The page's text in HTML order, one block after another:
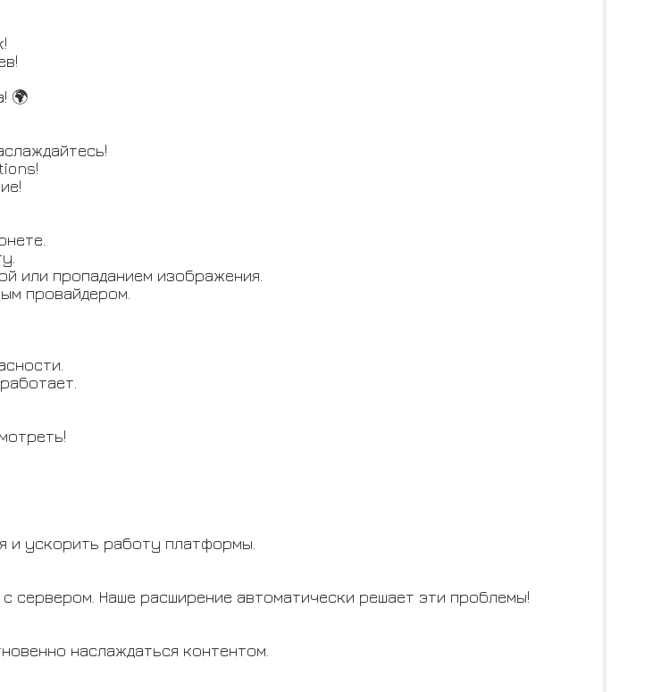
🌍
или пропаданием изображения.
провайдером.
и ускорить работу платформы.
Наше расширение автоматически решает эти проблемы!
наслаждаться контентом.